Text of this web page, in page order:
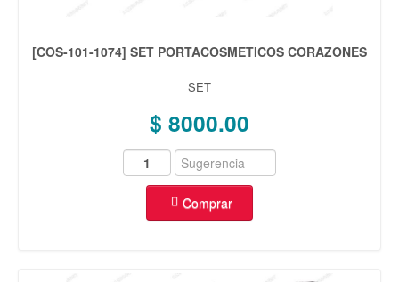
[COS-101-1074] SET PORTACOSMETICOS CORAZONES
SET
$ 8000.00
Comprar